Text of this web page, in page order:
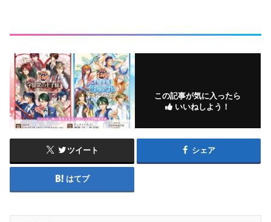
この記事が気に入ったら
いいねしよう！
ツイート シェア
はてブ